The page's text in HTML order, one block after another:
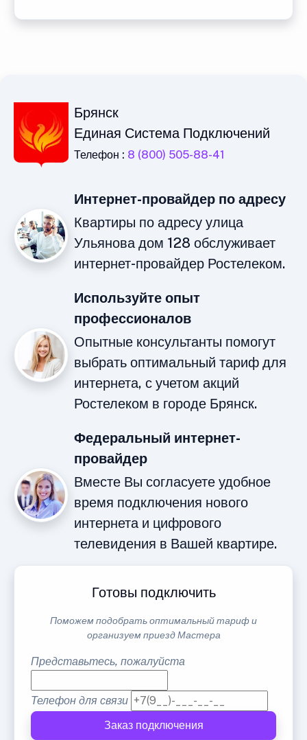
Брянск
Единая Система Подключений
Телефон : 8 (800) 505-88-41
Интернет-провайдер по адресу
Квартиры по адресу улица
Ульянова дом 128 обслуживает
интернет-провайдер Ростелеком.
Используйте опыт
профессионалов
Опытные консультанты помогут
выбрать оптимальный тариф для
интернета, с учетом акций
Ростелеком в городе Брянск.
Федеральный интернет-
провайдер
Вместе Вы согласуете удобное
время подключения нового
интернета и цифрового
телевидения в Вашей квартире.
Готовы подключить
Поможем подобрать оптимальный тариф и
организуем приезд Мастера
Представьтесь, пожалуйста
Телефон для связи
Заказ подключения